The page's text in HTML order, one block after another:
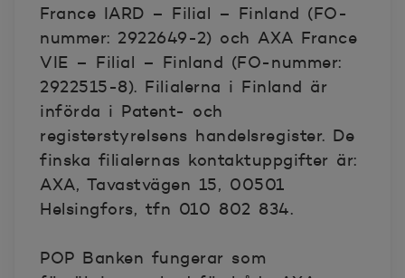
France IARD – Filial – Finland (FO-
nummer: 2922649-2) och AXA France
VIE – Filial – Finland (FO-nummer:
2922515-8). Filialerna i Finland är
införda i Patent- och
registerstyrelsens handelsregister. De
finska filialernas kontaktuppgifter är:
AXA, Tavastvägen 15, 00501
Helsingfors, tfn 010 802 834.
POP Banken fungerar som